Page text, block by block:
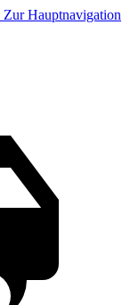
Zur Hauptnavigation